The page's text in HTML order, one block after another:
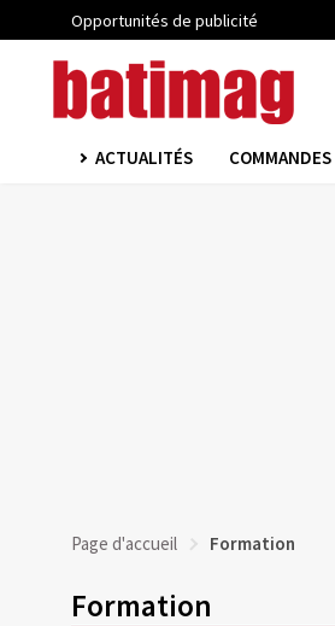
Opportunités de publicité
ACTUALITÉS
Page d'accueil Formation
Formation